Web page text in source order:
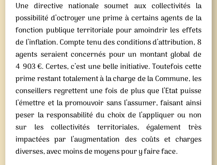
Une directive nationale soumet aux collectivités la
possibilité d’octroyer une prime à certains agents de la
fonction publique territoriale pour amoindrir les effets
de l’inflation. Compte tenu des conditions d’attribution, 8
agents seraient concernés pour un montant global de
4 903 €. Certes, c’est une belle initiative. Toutefois cette
prime restant totalement à la charge de la Commune, les
conseillers regrettent une fois de plus que l’Etat puisse
l’émettre et la promouvoir sans l’assumer, faisant ainsi
peser la responsabilité du choix de l’appliquer ou non
sur les collectivités territoriales, également très
impactées par l’augmentation des coûts et charges
diverses, avec moins de moyens pour y faire face.